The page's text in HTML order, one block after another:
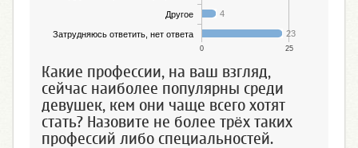
Другое 4
Затрудняюсь ответить, нет ответа 23
0 25
Какие профессии, на ваш взгляд,
сейчас наиболее популярны среди
девушек, кем они чаще всего хотят
стать? Назовите не более трёх таких
профессий либо специальностей.